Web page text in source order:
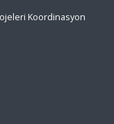
Koordinasyon